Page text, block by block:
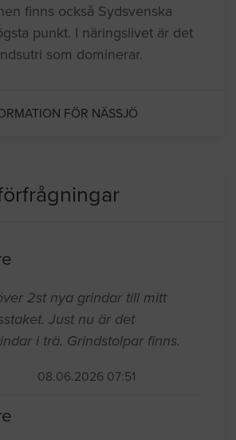
finns också Sydsvenska
punkt. I näringslivet är det
som dominerar.
FÖR NÄSSJÖ
2st nya grindar till mitt
Just nu är det
i trä. Grindstolpar finns.
08.06.2026 07:51